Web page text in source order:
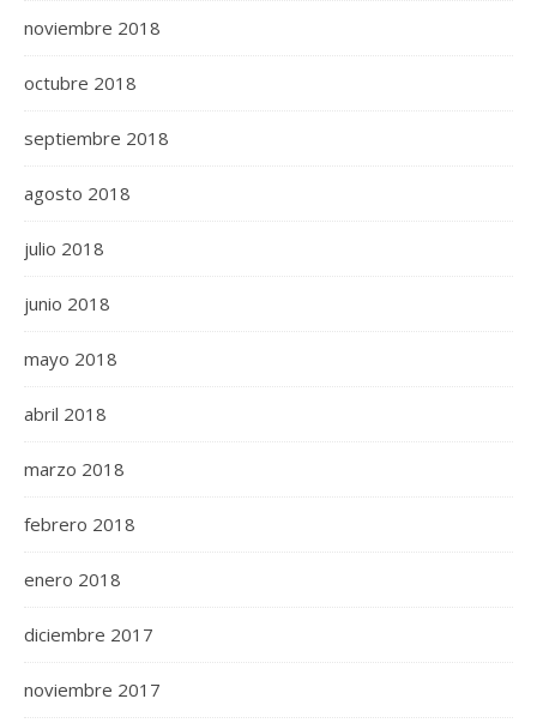
noviembre 2018
octubre 2018
septiembre 2018
agosto 2018
julio 2018
junio 2018
mayo 2018
abril 2018
marzo 2018
febrero 2018
enero 2018
diciembre 2017
noviembre 2017